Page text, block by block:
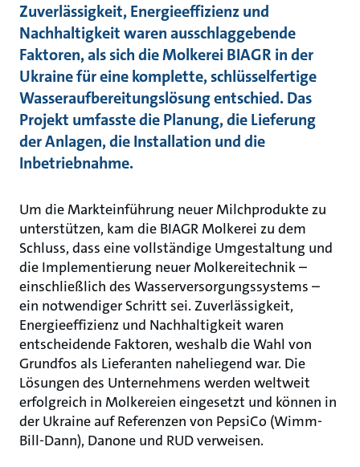
Zuverlässigkeit, Energieeffizienz und
Nachhaltigkeit waren ausschlaggebende
Faktoren, als sich die Molkerei BIAGR in der
Ukraine für eine komplette, schlüsselfertige
Wasseraufbereitungslösung entschied. Das
Projekt umfasste die Planung, die Lieferung
der Anlagen, die Installation und die
Inbetriebnahme.
Um die Markteinführung neuer Milchprodukte zu
unterstützen, kam die BIAGR Molkerei zu dem
Schluss, dass eine vollständige Umgestaltung und
die Implementierung neuer Molkereitechnik –
einschließlich des Wasserversorgungssystems –
ein notwendiger Schritt sei. Zuverlässigkeit,
Energieeffizienz und Nachhaltigkeit waren
entscheidende Faktoren, weshalb die Wahl von
Grundfos als Lieferanten naheliegend war. Die
Lösungen des Unternehmens werden weltweit
erfolgreich in Molkereien eingesetzt und können in
der Ukraine auf Referenzen von PepsiCo (Wimm-
Bill-Dann), Danone und RUD verweisen.